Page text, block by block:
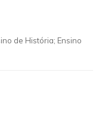
de História; Ensino